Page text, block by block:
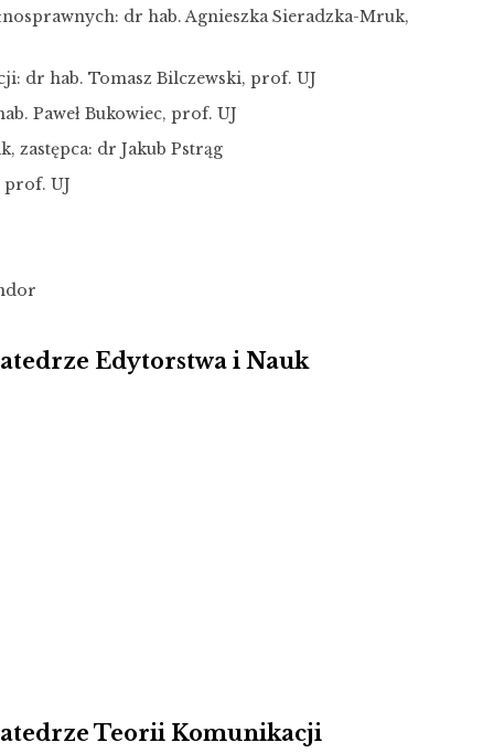
dr hab. Agnieszka Sieradzka-Mruk,
dr hab. Tomasz Bilczewski, prof. UJ
Paweł Bukowiec, prof. UJ
zastępca: dr Jakub Pstrąg
UJ
Edytorstwa i Nauk
Teorii Komunikacji